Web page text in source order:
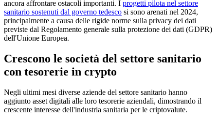
ancora affrontare ostacoli importanti. I progetti pilota nel settore
sanitario sostenuti dal governo tedesco si sono arenati nel 2024,
principalmente a causa delle rigide norme sulla privacy dei dati
previste dal Regolamento generale sulla protezione dei dati (GDPR)
dell'Unione Europea.
Crescono le società del settore sanitario
con tesorerie in crypto
Negli ultimi mesi diverse aziende del settore sanitario hanno
aggiunto asset digitali alle loro tesorerie aziendali, dimostrando il
crescente interesse dell'industria sanitaria per le criptovalute.